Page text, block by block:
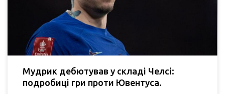
Мудрик дебютував у складі Челсі:
подробиці гри проти Ювентуса.